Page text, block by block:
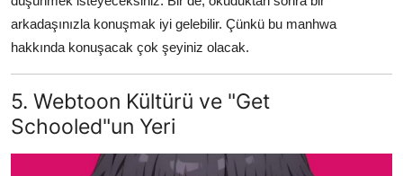
arkadaşınızla konuşmak iyi gelebilir. Çünkü bu manhwa
hakkında konuşacak çok şeyiniz olacak.
5. Webtoon Kültürü ve "Get
Schooled"un Yeri